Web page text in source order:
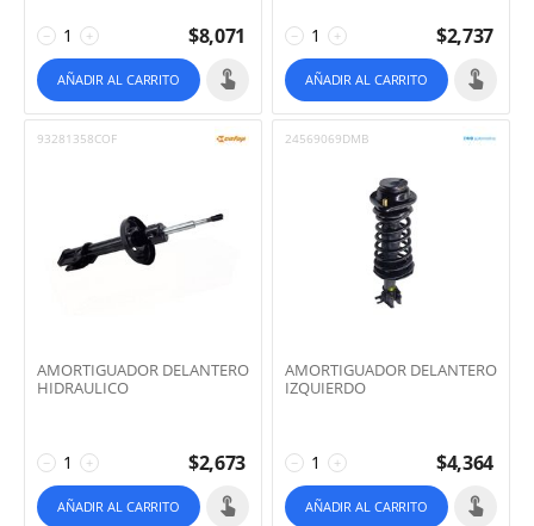
+
− $8,071
AÑADIR AL CARRITO
+
− $2,737
AÑADIR AL CARRITO
93281358COF
AMORTIGUADOR DELANTERO
HIDRAULICO
+
− $2,673
AÑADIR AL CARRITO
24569069DMB
AMORTIGUADOR DELANTERO
IZQUIERDO
+
− $4,364
AÑADIR AL CARRITO